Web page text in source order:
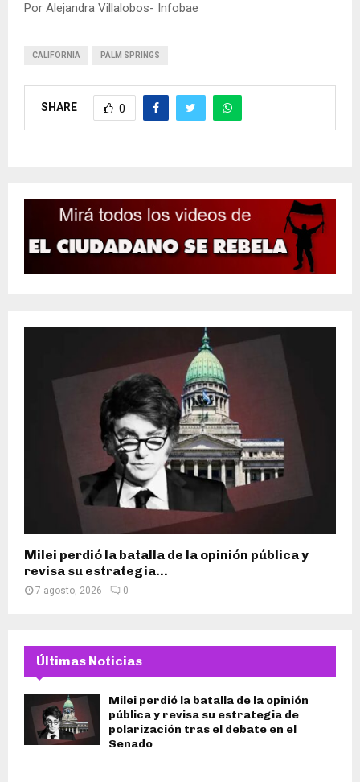
Por Alejandra Villalobos- Infobae
CALIFORNIA PALM SPRINGS
SHARE 0
Milei perdió la batalla de la opinión pública y
revisa su estrategia...
7 agosto, 2026 0
Últimas Noticias
Milei perdió la batalla de la opinión
pública y revisa su estrategia de
polarización tras el debate en el
Senado